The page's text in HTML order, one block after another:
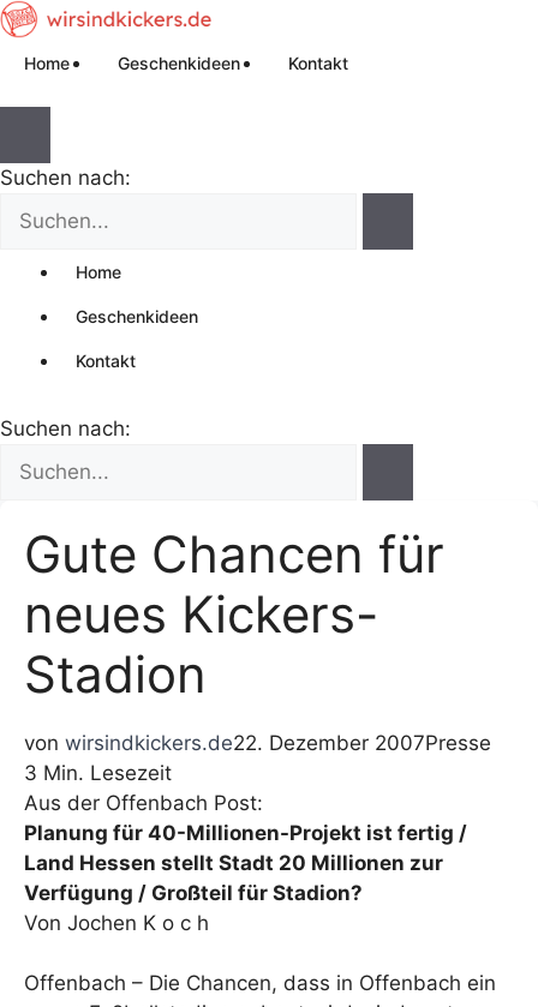
Home Geschenkideen Kontakt
Suchen nach:
Home
Geschenkideen
Kontakt
Suchen nach:
Gute Chancen für
neues Kickers-
Stadion
von wirsindkickers.de22. Dezember 2007Presse
3 Min. Lesezeit
Aus der Offenbach Post:
Planung für 40-Millionen-Projekt ist fertig /
Land Hessen stellt Stadt 20 Millionen zur
Verfügung / Großteil für Stadion?
Von Jochen K o c h
Offenbach – Die Chancen, dass in Offenbach ein